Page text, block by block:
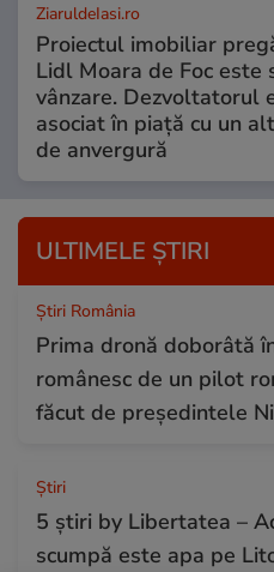
ZiaruldeIasi.ro
Proiectul imobiliar
Lidl Moara de Foc este
vânzare. Dezvoltatorul
asociat în piață cu un
de anvergură
ULTIMELE ȘTIRI
Știri România
Prima dronă doborâtă
românesc de un pilot
făcut de președintele
Ştiri
5 știri by Libertatea –
scumpă este apa pe